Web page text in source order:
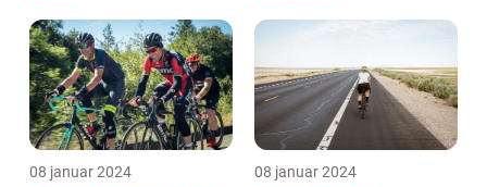
08 januar 2024 08 januar 2024